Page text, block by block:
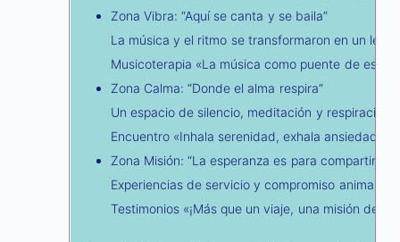
Zona Vibra: “Aquí se canta y se baila”
La música y el ritmo se transformaron en un
Musicoterapia «La música como puente de
Zona Calma: “Donde el alma respira”
Un espacio de silencio, meditación y
Encuentro «Inhala serenidad, exhala ansiedad y
Zona Misión: “La esperanza es para compartirla”
Experiencias de servicio y compromiso
Testimonios «¡Más que un viaje, una misión de